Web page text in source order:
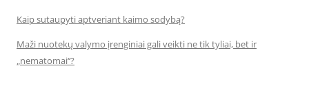
Kaip sutaupyti aptveriant kaimo sodybą?
Maži nuotekų valymo įrenginiai gali veikti ne tik tyliai, bet ir
„nematomai‘‘?